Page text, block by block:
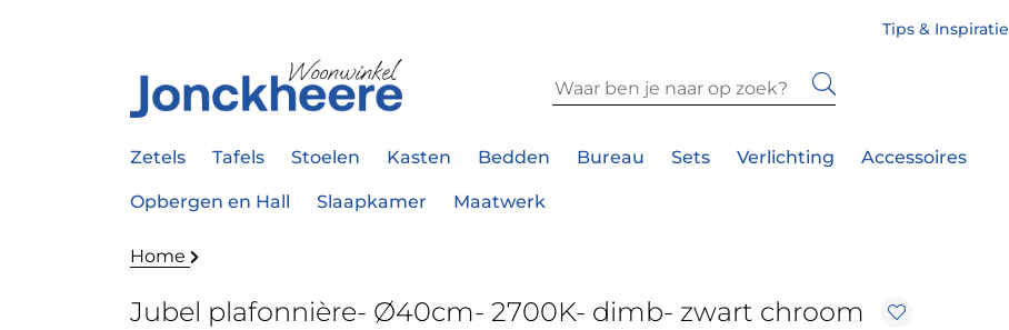
Tips & Inspiratie
Zetels Tafels Stoelen Kasten Bedden Bureau Sets Verlichting Accessoires
Opbergen en Hall Slaapkamer Maatwerk
Home
Jubel plafonnière- Ø40cm- 2700K- dimb- zwart chroom